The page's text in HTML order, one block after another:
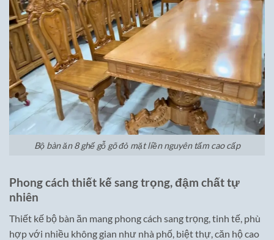
Bộ bàn ăn 8 ghế gỗ gõ đỏ mặt liền nguyên tấm cao cấp
Phong cách thiết kế sang trọng, đậm chất tự
nhiên
Thiết kế bộ bàn ăn mang phong cách sang trọng, tinh tế, phù
hợp với nhiều không gian như nhà phố, biệt thự, căn hộ cao